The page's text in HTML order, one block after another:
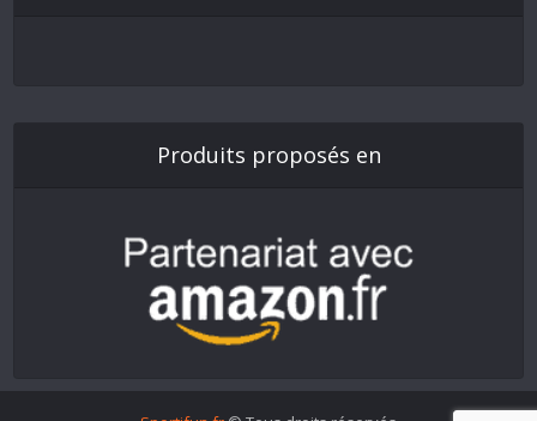
Produits proposés en